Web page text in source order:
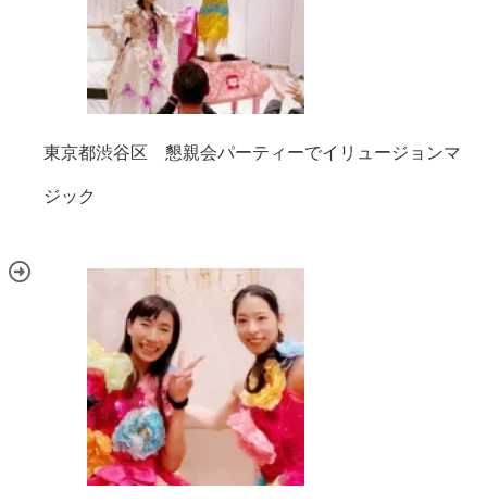
東京都渋谷区 懇親会パーティーでイリュージョンマ
ジック